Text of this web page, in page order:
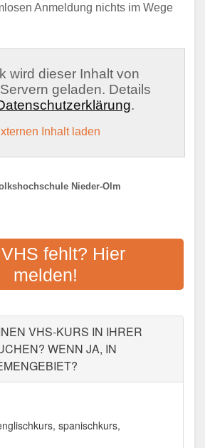
Anmeldung nichts im Wege
wird dieser Inhalt von
geladen. Details
.
Inhalt laden
Nieder-Olm
INGELHEIM
Markt 3, 55218 Ingelheim
Rückert-Str. 11, 55218
Ingelheim
fehlt? Hier
melden!
VHS-KURS IN IHRER
WENN JA, IN
spanischkurs,